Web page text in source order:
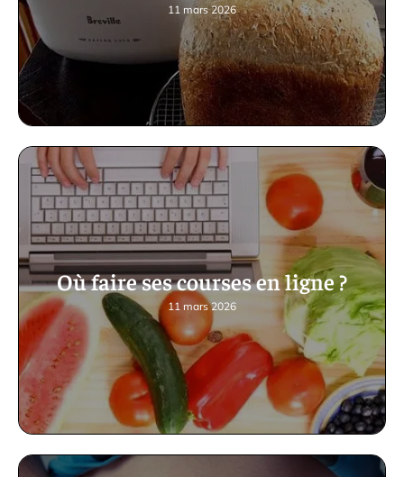
11 mars 2026
Où faire ses courses en ligne ?
11 mars 2026